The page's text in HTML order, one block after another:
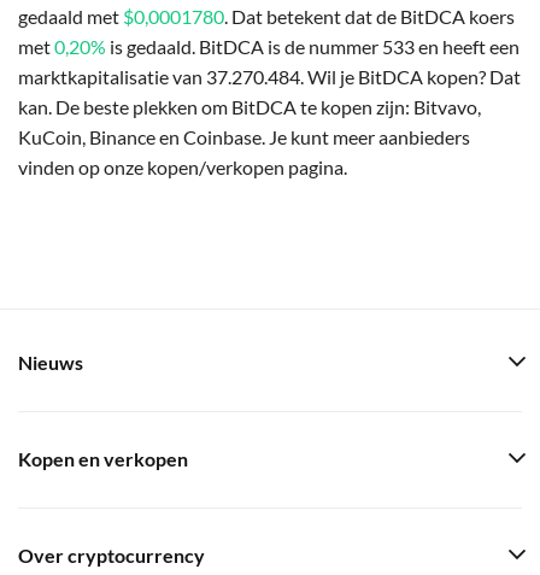
gedaald met $0,0001780. Dat betekent dat de BitDCA koers
met0,20% is gedaald. BitDCA is de nummer 533 en heeft een
marktkapitalisatie van 37.270.484. Wil je BitDCA kopen? Dat
kan. De beste plekken om BitDCA te kopen zijn: Bitvavo,
KuCoin, Binance en Coinbase. Je kunt meer aanbieders
vinden op onze kopen/verkopen pagina.
Nieuws
Kopen en verkopen
Over cryptocurrency